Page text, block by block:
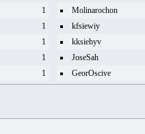
1
Molinarochon
1
kfsiewiy
1
kksiehyv
1
JoseSah
1 GeorOscive